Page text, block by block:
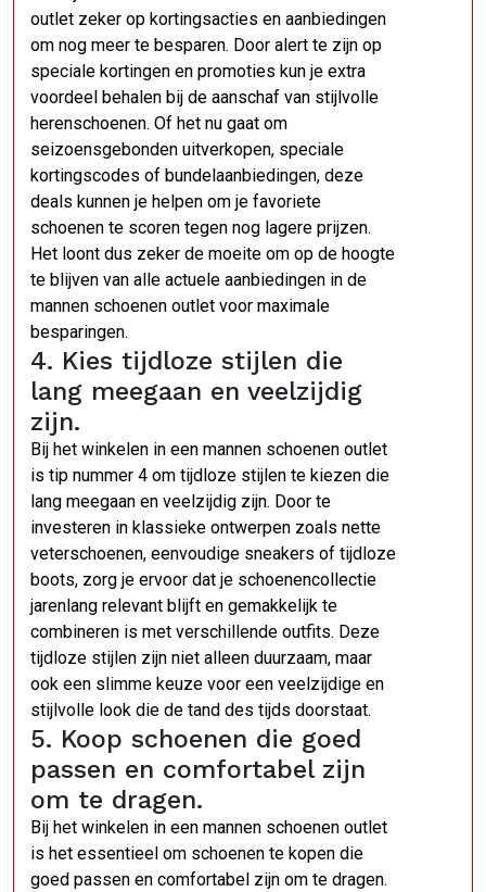
outlet zeker op kortingsacties en aanbiedingen
om nog meer te besparen. Door alert te zijn op
speciale kortingen en promoties kun je extra
voordeel behalen bij de aanschaf van stijlvolle
herenschoenen. Of het nu gaat om
seizoensgebonden uitverkopen, speciale
kortingscodes of bundelaanbiedingen, deze
deals kunnen je helpen om je favoriete
schoenen te scoren tegen nog lagere prijzen.
Het loont dus zeker de moeite om op de hoogte
te blijven van alle actuele aanbiedingen in de
mannen schoenen outlet voor maximale
besparingen.
4. Kies tijdloze stijlen die
lang meegaan en veelzijdig
zijn.
Bij het winkelen in een mannen schoenen outlet
is tip nummer 4 om tijdloze stijlen te kiezen die
lang meegaan en veelzijdig zijn. Door te
investeren in klassieke ontwerpen zoals nette
veterschoenen, eenvoudige sneakers of tijdloze
boots, zorg je ervoor dat je schoenencollectie
jarenlang relevant blijft en gemakkelijk te
combineren is met verschillende outfits. Deze
tijdloze stijlen zijn niet alleen duurzaam, maar
ook een slimme keuze voor een veelzijdige en
stijlvolle look die de tand des tijds doorstaat.
5. Koop schoenen die goed
passen en comfortabel zijn
om te dragen.
Bij het winkelen in een mannen schoenen outlet
is het essentieel om schoenen te kopen die
goed passen en comfortabel zijn om te dragen.